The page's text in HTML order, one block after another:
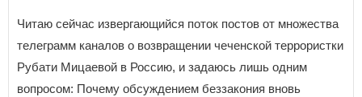
Читаю сейчас извергающийся поток постов от множества
телеграмм каналов о возвращении чеченской террористки
Рубати Мицаевой в Россию, и задаюсь лишь одним
вопросом: Почему обсуждением беззакония вновь